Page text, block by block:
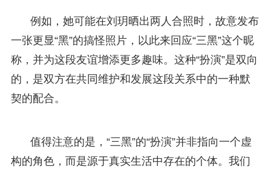
例如，她可能在刘玥晒出两人合照时，故意发布
一张更显“黑”的搞怪照片，以此来回应“三黑”这个昵
称，并为这段友谊增添更多趣味。这种“扮演”是双向
的，是双方在共同维护和发展这段关系中的一种默
契的配合。
值得注意的是，“三黑”的“扮演”并非指向一个虚
构的角色，而是源于真实生活中存在的个体。我们